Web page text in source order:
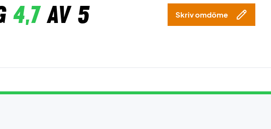
4,7av 5 Skriv omdöme